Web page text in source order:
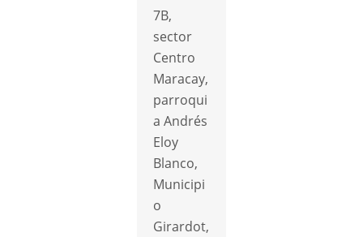
7B,
sector
Centro
Maracay,
parroqui
a Andrés
Eloy
Blanco,
Municipi
o
Girardot,